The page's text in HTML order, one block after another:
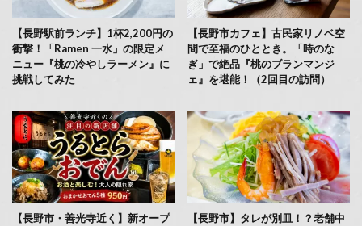
【長野駅前ランチ】1杯2,200円の
衝撃！「Ramen 一水」の限定メ
ニュー『桃の冷やしラーメン』に
挑戦してみた
【長野市カフェ】古民家リノベ空
間で至福のひととき。「時のな
ぎ」で絶品『桃のブランマンジ
ェ』を堪能！（2回目の訪問）
【長野市・善光寺近く】新オープ
【長野市】タレが別皿！？老舗中